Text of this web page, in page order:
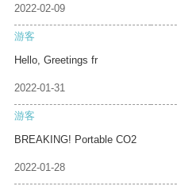
2022-02-09
游客
Hello, Greetings fr
2022-01-31
游客
BREAKING! Portable CO2
2022-01-28